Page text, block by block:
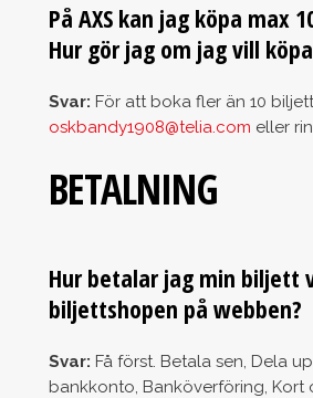
På AXS kan jag köpa max
Hur gör jag om jag vill
Svar: För att boka fler än 10
oskbandy1908@telia.com eller
BETALNING
Hur betalar jag min biljett
biljettshopen på webben?
Svar: Få först. Betala sen, Dela
bankkonto, Banköverföring, Kort